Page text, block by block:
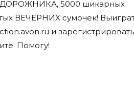
5000 шикарных
ВЕЧЕРНИХ сумочек!
и зарегистрировать
Помогу!